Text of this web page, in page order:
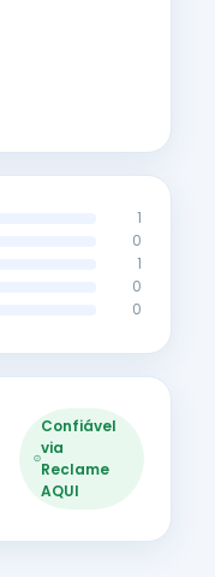
1
0
1
0
0
Confiável
via
Reclame
AQUI